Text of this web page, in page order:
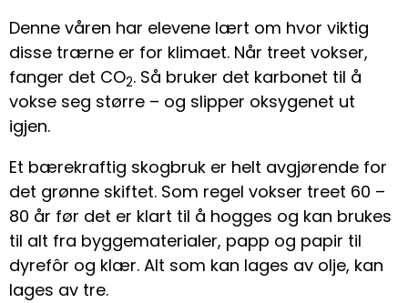
Denne våren har elevene lært om hvor viktig
disse trærne er for klimaet. Når treet vokser,
fanger det CO2. Så bruker det karbonet til å
vokse seg større – og slipper oksygenet ut
igjen.
Et bærekraftig skogbruk er helt avgjørende for
det grønne skiftet. Som regel vokser treet 60 –
80 år før det er klart til å hogges og kan brukes
til alt fra byggematerialer, papp og papir til
dyrefôr og klær. Alt som kan lages av olje, kan
lages av tre.